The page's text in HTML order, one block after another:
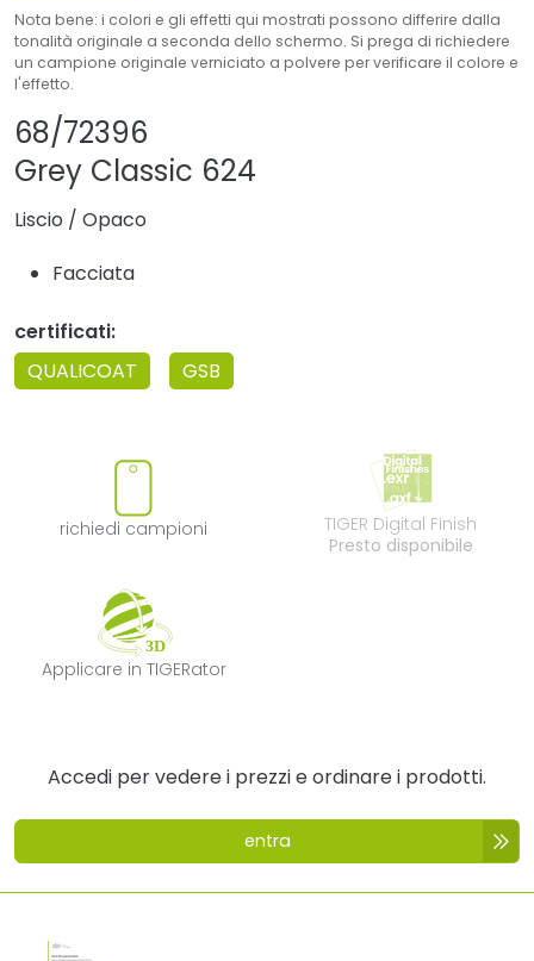
Nota bene: i colori e gli effetti qui mostrati possono differire dalla
tonalità originale a seconda dello schermo. Si prega di richiedere
un campione originale verniciato a polvere per verificare il colore e
l'effetto.
68/72396
Grey Classic 624
Liscio / Opaco
Facciata
certificati:
QUALICOAT
GSB
richiedi campioni
richiedi campioni
TIGER Digital
TIGER Digital Finish
Presto disponibile
Applicare in TIGERator
Applicare in TIGERator
Accedi per vedere i prezzi e ordinare i prodotti.
entra